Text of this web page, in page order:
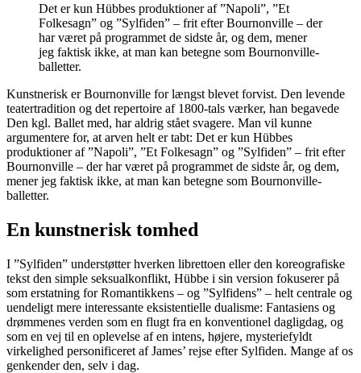
Det er kun Hübbes produktioner af ”Napoli”, ”Et
Folkesagn” og ”Sylfiden” – frit efter Bournonville – der
har været på programmet de sidste år, og dem, mener
jeg faktisk ikke, at man kan betegne som Bournonville-
balletter.
Kunstnerisk er Bournonville for længst blevet forvist. Den levende
teatertradition og det repertoire af 1800-tals værker, han begavede
Den kgl. Ballet med, har aldrig stået svagere. Man vil kunne
argumentere for, at arven helt er tabt: Det er kun Hübbes
produktioner af ”Napoli”, ”Et Folkesagn” og ”Sylfiden” – frit efter
Bournonville – der har været på programmet de sidste år, og dem,
mener jeg faktisk ikke, at man kan betegne som Bournonville-
balletter.
En kunstnerisk tomhed
I ”Sylfiden” understøtter hverken librettoen eller den koreografiske
tekst den simple seksualkonflikt, Hübbe i sin version fokuserer på
som erstatning for Romantikkens – og ”Sylfidens” – helt centrale og
uendeligt mere interessante eksistentielle dualisme: Fantasiens og
drømmenes verden som en flugt fra en konventionel dagligdag, og
som en vej til en oplevelse af en intens, højere, mysteriefyldt
virkelighed personificeret af James’ rejse efter Sylfiden. Mange af os
genkender den, selv i dag.